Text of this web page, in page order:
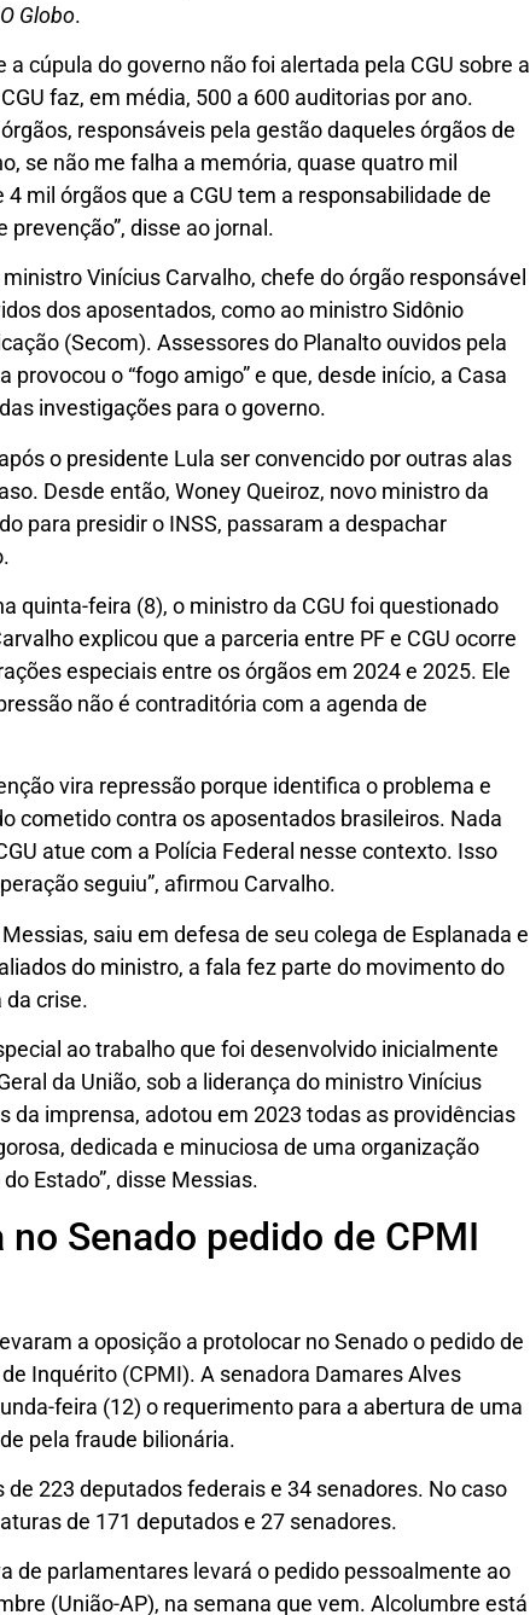
O Globo.
a cúpula do governo não foi alertada pela CGU sobre a
faz, em média, 500 a 600 auditorias por ano.
responsáveis pela gestão daqueles órgãos de
se não me falha a memória, quase quatro mil
mil órgãos que a CGU tem a responsabilidade de
disse ao jornal.
Vinícius Carvalho, chefe do órgão responsável
dos aposentados, como ao ministro Sidônio
(Secom). Assessores do Planalto ouvidos pela
o “fogo amigo” e que, desde início, a Casa
investigações para o governo.
o presidente Lula ser convencido por outras alas
Desde então, Woney Queiroz, novo ministro da
para presidir o INSS, passaram a despachar
quinta-feira (8), o ministro da CGU foi questionado
explicou que a parceria entre PF e CGU ocorre
especiais entre os órgãos em 2024 e 2025. Ele
não é contraditória com a agenda de
vira repressão porque identifica o problema e
cometido contra os aposentados brasileiros. Nada
atue com a Polícia Federal nesse contexto. Isso
seguiu”, afirmou Carvalho.
saiu em defesa de seu colega de Esplanada e
do ministro, a fala fez parte do movimento do
da crise.
ao trabalho que foi desenvolvido inicialmente
da União, sob a liderança do ministro Vinícius
da imprensa, adotou em 2023 todas as providências
dedicada e minuciosa de uma organização
Estado”, disse Messias.
Senado pedido de CPMI
a oposição a protolocar no Senado o pedido de
Inquérito (CPMI). A senadora Damares Alves
feira (12) o requerimento para a abertura de uma
pela fraude bilionária.
223 deputados federais e 34 senadores. No caso
de 171 deputados e 27 senadores.
de parlamentares levará o pedido pessoalmente ao
(União-AP), na semana que vem. Alcolumbre está